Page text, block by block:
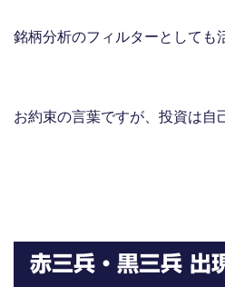
銘柄分析のフィルターとしても
お約束の言葉ですが、投資は自
赤三兵・黒三兵